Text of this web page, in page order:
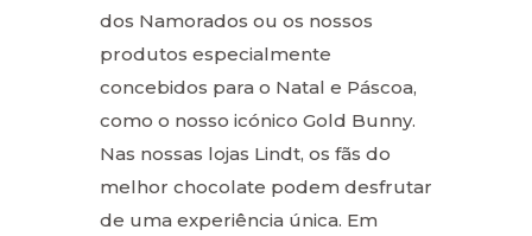
dos Namorados ou os nossos
produtos especialmente
concebidos para o Natal e Páscoa,
como o nosso icónico Gold Bunny.
Nas nossas lojas Lindt, os fãs do
melhor chocolate podem desfrutar
de uma experiência única. Em